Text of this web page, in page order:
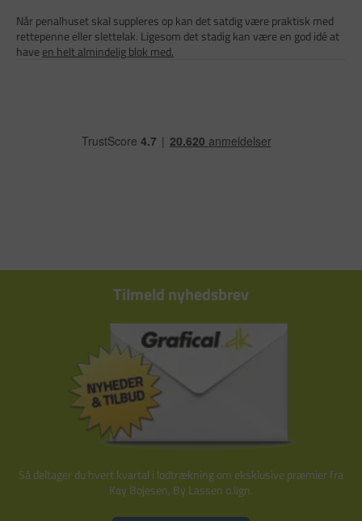
Når penalhuset skal suppleres op kan det satdig være praktisk med
rettepenne eller slettelak. Ligesom det stadig kan være en god idé at
have en helt almindelig blok med.
Tilmeld nyhedsbrev
Så deltager du hvert kvartal i lodtrækning om eksklusive præmier fra
Kay Bojesen, By Lassen o.lign.